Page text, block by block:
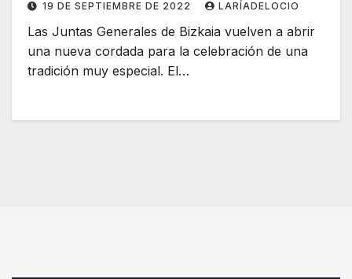
19 DE SEPTIEMBRE DE 2022 LARÍADELOCIO
Las Juntas Generales de Bizkaia vuelven a abrir
una nueva cordada para la celebración de una
tradición muy especial. El…